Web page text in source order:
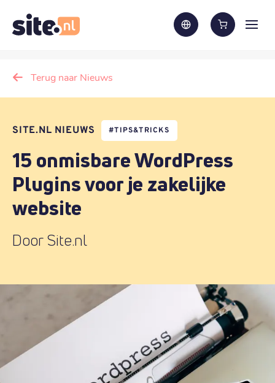
Terug naar Nieuws
SITE.NL NIEUWS #TIPS&TRICKS
15 onmisbare WordPress
Plugins voor je zakelijke
website
Door Site.nl